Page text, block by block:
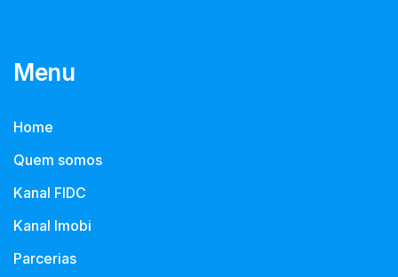
Menu
Home
Quem somos
Kanal FIDC
Kanal Imobi
Parcerias